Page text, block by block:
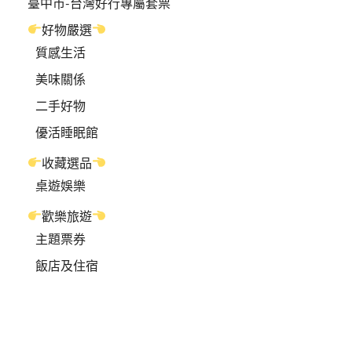
好物嚴選
質感生活
美味關係
二手好物
優活睡眠館
收藏選品
桌遊娛樂
歡樂旅遊
主題票券
飯店及住宿